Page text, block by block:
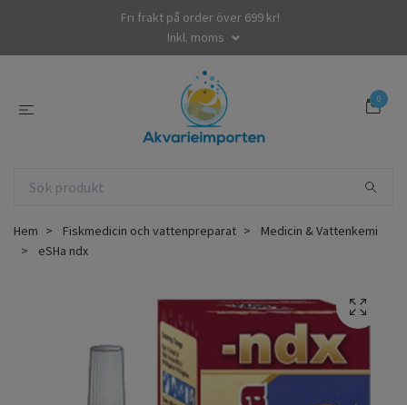
Fri frakt på order över 699 kr!
Inkl. moms
0
Hem Fiskmedicin och vattenpreparat
Medicin & Vattenkemi
eSHa ndx